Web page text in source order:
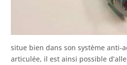
situe bien dans son système anti-
articulée, il est ainsi possible